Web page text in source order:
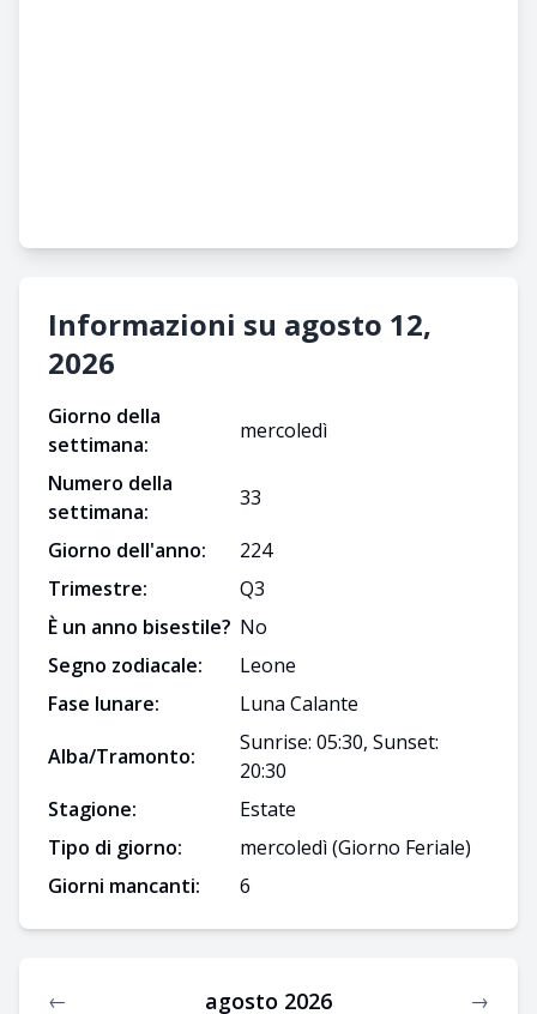
Informazioni su agosto 12,
2026
Giorno della
settimana:
mercoledì
Numero della
settimana:
33
Giorno dell'anno:
224
Trimestre:
Q3
È un anno bisestile? No
Segno zodiacale:
Leone
Fase lunare:
Luna Calante
Alba/Tramonto:
Sunrise: 05:30, Sunset:
20:30
Stagione:
Estate
Tipo di giorno:
mercoledì(Giorno Feriale)
Giorni mancanti:
6
← agosto 2026 →